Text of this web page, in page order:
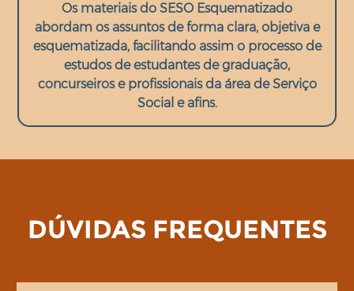
Os materiais do SESO Esquematizado
abordam os assuntos de forma clara, objetiva e
esquematizada, facilitando assim o processo de
estudos de estudantes de graduação,
concurseiros e profissionais da área de Serviço
Social e afins.
DÚVIDAS FREQUENTES